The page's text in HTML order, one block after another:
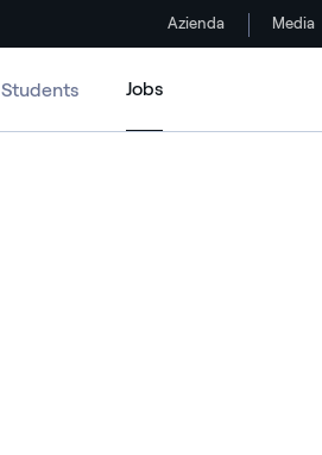
Azienda Media
Students Jobs